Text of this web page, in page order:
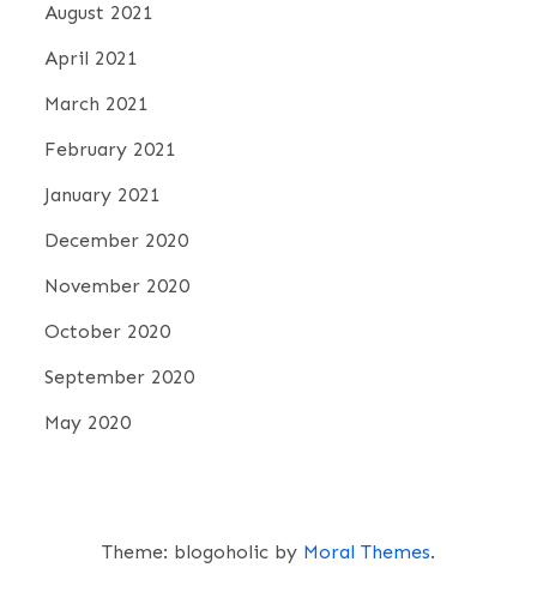
August 2021
April 2021
March 2021
February 2021
January 2021
December 2020
November 2020
October 2020
September 2020
May 2020
Theme: blogoholic by Moral Themes.